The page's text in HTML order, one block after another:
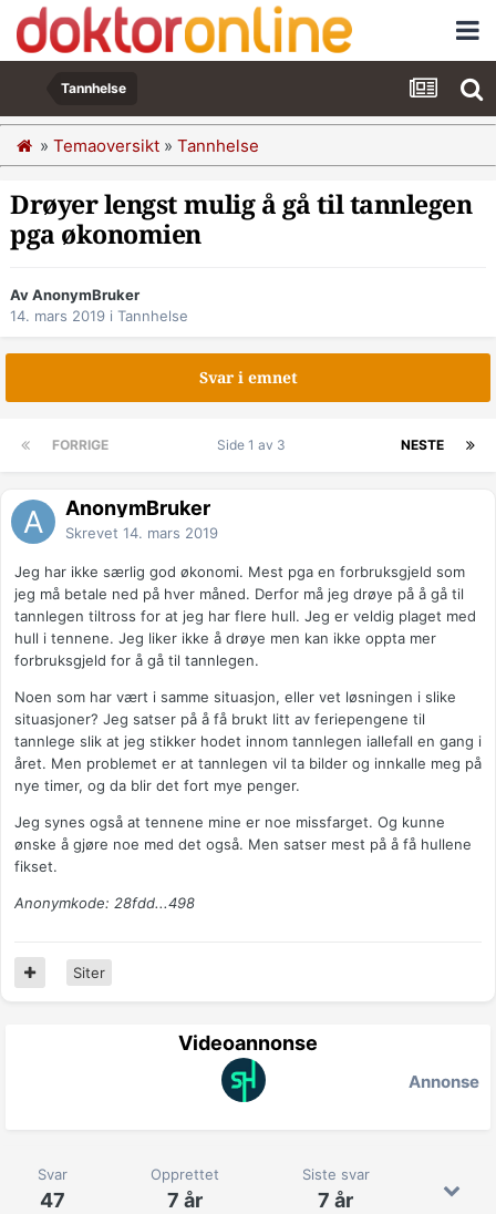
Tannhelse
» Temaoversikt » Tannhelse
Drøyer lengst mulig å gå til tannlegen
pga økonomien
Av AnonymBruker
14. mars 2019 i Tannhelse
Svar i emnet
FORRIGE NESTE
Side 1 av 3
AnonymBruker
Skrevet 14. mars 2019
Jeg har ikke særlig god økonomi. Mest pga en forbruksgjeld som
jeg må betale ned på hver måned. Derfor må jeg drøye på å gå til
tannlegen tiltross for at jeg har flere hull. Jeg er veldig plaget med
hull i tennene. Jeg liker ikke å drøye men kan ikke oppta mer
forbruksgjeld for å gå til tannlegen.
Noen som har vært i samme situasjon, eller vet løsningen i slike
situasjoner? Jeg satser på å få brukt litt av feriepengene til
tannlege slik at jeg stikker hodet innom tannlegen iallefall en gang i
året. Men problemet er at tannlegen vil ta bilder og innkalle meg på
nye timer, og da blir det fort mye penger.
Jeg synes også at tennene mine er noe missfarget. Og kunne
ønske å gjøre noe med det også. Men satser mest på å få hullene
fikset.
Anonymkode: 28fdd...498
Siter
Videoannonse
Annonse
Svar
47
Opprettet
7 år
Siste svar
7 år